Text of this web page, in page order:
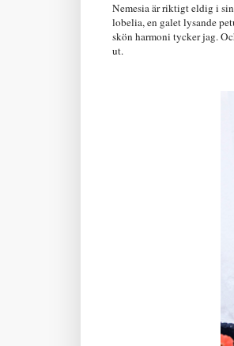
Nemesia är riktigt eldig i
lobelia, en galet lysande
skön harmoni tycker jag.
ut.